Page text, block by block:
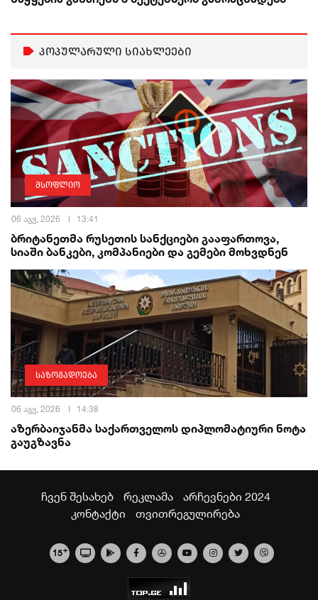
პოპულარული სიახლეები
მსოფლიო
06 აგვ, 2026 13:41
ბრიტანეთმა რუსეთის სანქციები გააფართოვა,
სიაში ბანკები, კომპანიები და გემები მოხვდნენ
საზოგადოება
06 აგვ, 2026 14:38
აზერბაიჯანმა საქართველოს დიპლომატიური ნოტა
გაუგზავნა
ჩვენ შესახებ რეკლამა
არჩევნები 2024
კონტაქტი
თვითრეგულირება
15+